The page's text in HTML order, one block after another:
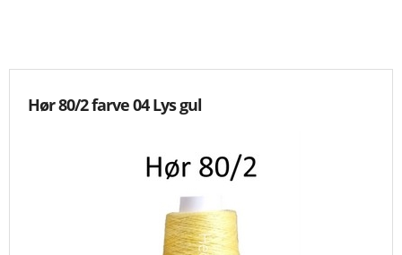
MØNSTRE OG BØGER
Hør 80/2 farve 04 Lys gul